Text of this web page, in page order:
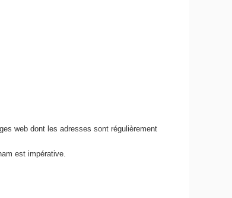
web dont les adresses sont régulièrement
est impérative.